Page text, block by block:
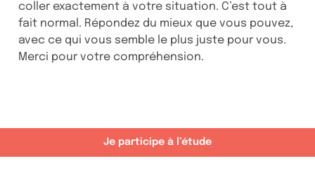
coller exactement à votre situation. C’est tout à
fait normal. Répondez du mieux que vous pouvez,
avec ce qui vous semble le plus juste pour vous.
Merci pour votre compréhension.
Je participe à l’étude